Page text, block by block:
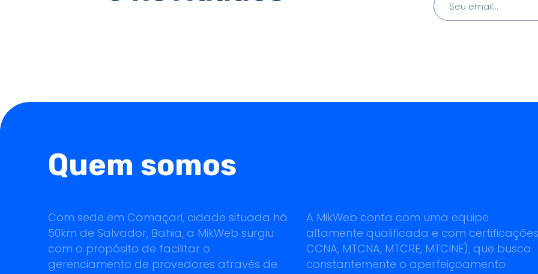
Quem somos
Com sede em Camaçari, cidade situada há
50km de Salvador, Bahia, a MikWeb surgiu
com o propósito de facilitar o
gerenciamento de provedores através de
A MikWeb conta com uma equipe
altamente qualificada e com
CCNA, MTCNA, MTCRE, MTCINE), que busca
constantemente o aperfeiçoamento